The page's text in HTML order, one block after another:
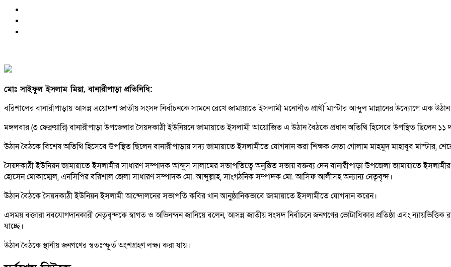
মোঃ সাইফুল ইসলাম মিয়া, বানারীপাড়া প্রতিনিধি:
বরিশালের বানারীপাড়ায় আসন্ন ত্রয়োদশ জাতীয় সংসদ নির্বাচনকে সামনে রেখে জামায়াতে ইসলামী মনোনীত প্রার্থী মাস্টার আব্দুল মান্নানের উদ্যোগে এক
মঙ্গলবার (৩ ফেব্রুয়ারি) বানারীপাড়া উপজেলার সৈয়দকাঠী ইউনিয়নে জামায়াতে ইসলামী আয়োজিত এ উঠান বৈঠকে প্রধান অতিথি হিসেবে উপস্থিত ছিলেন
উঠান বৈঠকে বিশেষ অতিথি হিসেবে উপস্থিত ছিলেন বানারীপাড়ায় সদ্য জামায়াতে ইসলামীতে যোগদান করা শিক্ষক নেতা গোলাম মাহমুদ মাহাবুব মাস্টার,
সৈয়দকাঠী ইউনিয়ন জামায়াতে ইসলামীর সাধারণ সম্পাদক আব্দুস সালামের সভাপতিত্বে অনুষ্ঠিত সভায় বক্তব্য দেন বানারীপাড়া উপজেলা জামায়াতে
হোসেন মোকাম্মেল, এনসিপির বরিশাল জেলা সাধারণ সম্পাদক মো. আব্দুল্লাহ, সাংগঠনিক সম্পাদক মো. আসিফ আলীসহ অন্যান্য নেতৃবৃন্দ।
উঠান বৈঠকে সৈয়দকাঠী ইউনিয়ন ইসলামী আন্দোলনের সভাপতি কবির খান আনুষ্ঠানিকভাবে জামায়াতে ইসলামীতে যোগদান করেন।
এসময় বক্তারা নবযোগদানকারী নেতৃবৃন্দকে স্বাগত ও অভিনন্দন জানিয়ে বলেন, আসন্ন জাতীয় সংসদ নির্বাচনে জনগণের ভোটাধিকার প্রতিষ্ঠা এবং
যাচ্ছে।
উঠান বৈঠকে স্থানীয় জনগণের স্বতঃস্ফূর্ত অংশগ্রহণ লক্ষ্য করা যায়।